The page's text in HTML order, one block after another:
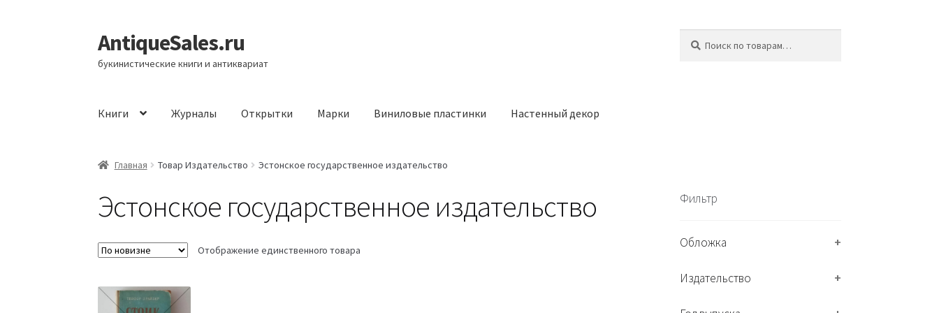
Перейти
к
навигации
Перейти
к
содержимому
AntiqueSales.ru
букинистические книги и антиквариат
Книги Журналы Открытки Марки Виниловые пластинки Настенный декор
ГлавнаяГлавная Товар Издательство Эстонское государственное издательство
Эстонское государственное издательство
Отображение единственного товара
Фильтр
Обложка +
Издательство +